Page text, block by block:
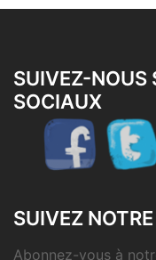
SUIVEZ-NOUS
SOCIAUX
SUIVEZ
Abonnez-vous à